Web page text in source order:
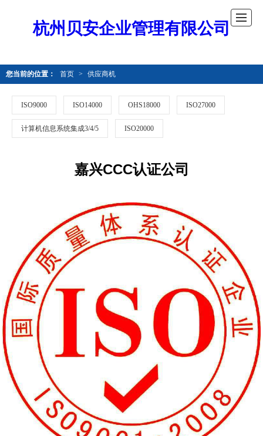
杭州贝安企业管理有限公司
您当前的位置： 首页 > 供应商机
ISO9000 ISO14000 OHS18000 ISO27000
计算机信息系统集成3/4/5 ISO20000
嘉兴CCC认证公司